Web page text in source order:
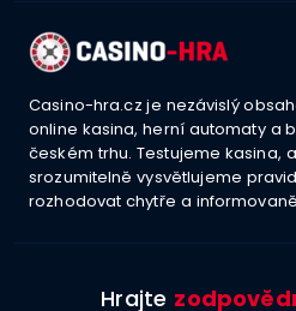
Casino-hra.cz je nezávislý
online kasina, herní automaty a
českém trhu. Testujeme kasina,
srozumitelně vysvětlujeme
rozhodovat chytře a
Hrajte